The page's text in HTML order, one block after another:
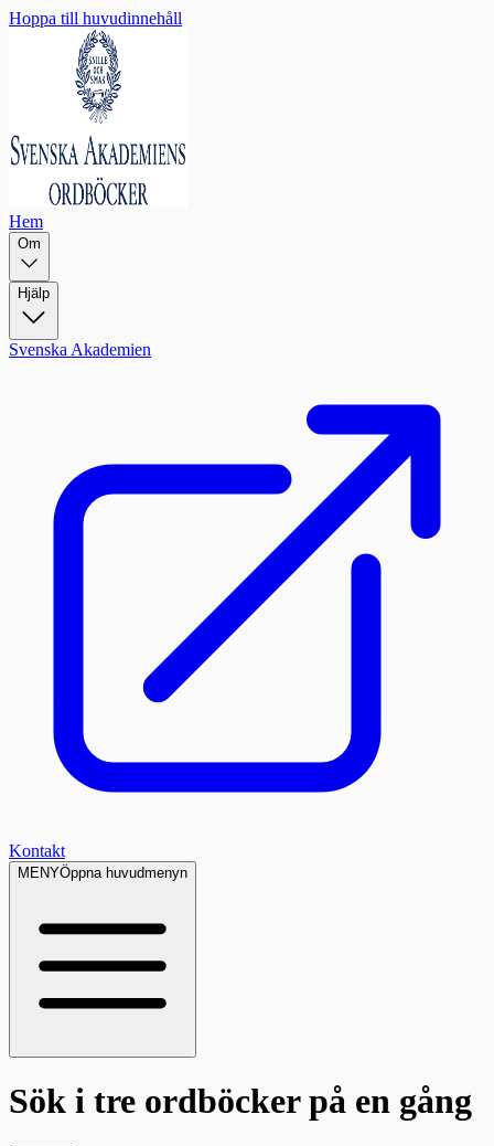
Hoppa till huvudinnehåll
Hem
Om
Hjälp
Svenska Akademien
Kontakt
MENYÖppna huvudmenyn
Sök i tre ordböckerpå en gång